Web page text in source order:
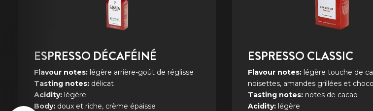
ESPRESSO DÉCAFÉINÉ
Flavour notes: légère arrière-goût de réglisse
Tasting notes: délicat
Acidity: légère
Body: doux et riche, crème épaisse
ESPRESSO CLASSIC
Flavour notes: légère touche de
noisettes, amandes grillées et
Tasting notes: notes de cacao
Acidity: légère